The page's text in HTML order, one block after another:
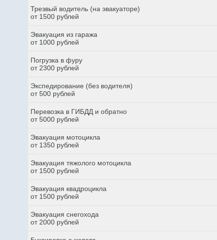
Трезвый водитель (на эвакуаторе)
от 1500 рублей
Эвакуация из гаража
от 1000 рублей
Погрузка в фуру
от 2300 рублей
Экспедирование (без водителя)
от 500 рублей
Перевозка в ГИБДД и обратно
от 5000 рублей
Эвакуация мотоцикла
от 1350 рублей
Эвакуация тяжолого мотоцикла
от 1500 рублей
Эвакуация квадроцикла
от 1500 рублей
Эвакуация снегохода
от 2000 рублей